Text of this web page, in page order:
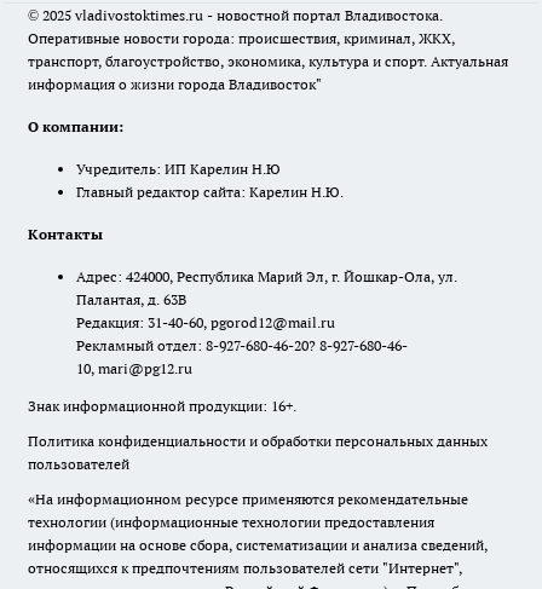
© 2025 vladivostoktimes.ru - новостной портал Владивостока.
Оперативные новости города: происшествия, криминал, ЖКХ,
транспорт, благоустройство, экономика, культура и спорт. Актуальная
информация о жизни города Владивосток"
О компании:
Учредитель: ИП Карелин Н.Ю
Главный редактор сайта: Карелин Н.Ю.
Контакты
Адрес: 424000, Республика Марий Эл, г. Йошкар-Ола, ул.
Палантая, д. 63В
Редакция: 31-40-60, pgorod12@mail.ru
Рекламный отдел: 8-927-680-46-20? 8-927-680-46-
10, mari@pg12.ru
Знак информационной продукции: 16+.
Политика конфиденциальности и обработки персональных данных
пользователей
«На информационном ресурсе применяются рекомендательные
технологии (информационные технологии предоставления
информации на основе сбора, систематизации и анализа сведений,
относящихся к предпочтениям пользователей сети "Интернет",